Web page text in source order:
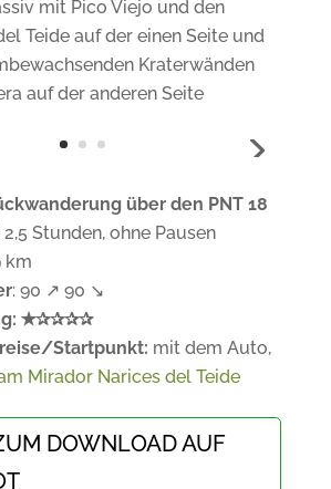
mit Pico Viejo und den
Teide auf der einen Seite und
Kraterwänden
auf der anderen Seite
über den PNT 18
Stunden, ohne Pausen
km
: 90 ↗ 90 ↘
✭✰✰✰✰
Startpunkt: mit dem Auto,
Mirador Narices del Teide
DOWNLOAD AUF